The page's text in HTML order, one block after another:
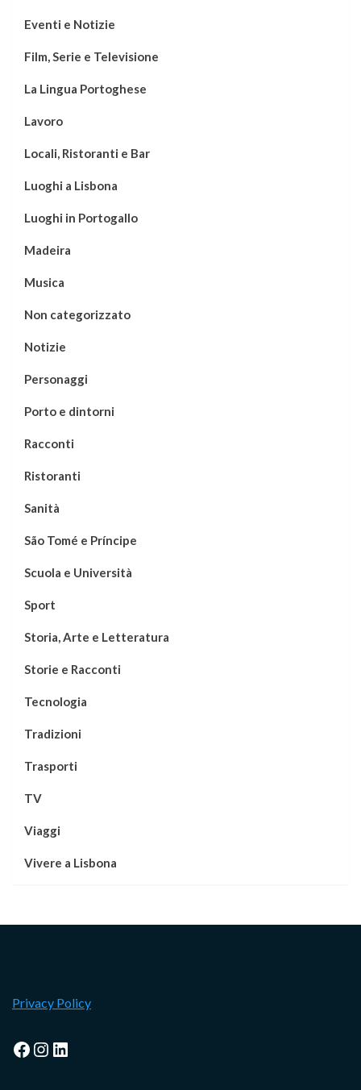
Eventi e Notizie
Film, Serie e Televisione
La Lingua Portoghese
Lavoro
Locali, Ristoranti e Bar
Luoghi a Lisbona
Luoghi in Portogallo
Madeira
Musica
Non categorizzato
Notizie
Personaggi
Porto e dintorni
Racconti
Ristoranti
Sanità
São Tomé e Príncipe
Scuola e Università
Sport
Storia, Arte e Letteratura
Storie e Racconti
Tecnologia
Tradizioni
Trasporti
TV
Viaggi
Vivere a Lisbona
Privacy Policy
Facebook
Instagram
LinkedIn